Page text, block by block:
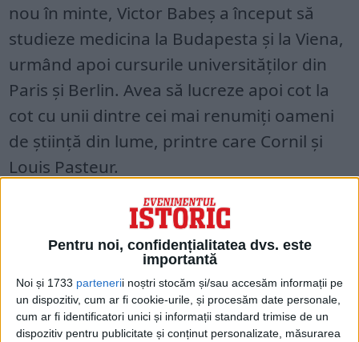
Pentru noi, confidențialitatea dvs. este
importantă
Noi și 1733 partenerii noștri stocăm și/sau accesăm informații pe
un dispozitiv, cum ar fi cookie-urile, și procesăm date personale,
cum ar fi identificatori unici și informații standard trimise de un
dispozitiv pentru publicitate și conținut personalizate, măsurarea
nou în minte, Victor Babeș a început să
studieze medicina la Budapesta și la Viena,
urmând apoi cursurile universităților din
Paris și Berlin. Avea să lucreze apoi cot la
cot cu unii dintre cei mai renumiți oameni
de știință din lume, printre care Cornil și
Louis Pasteur.
VICTOR BABEȘ A SCRIS, ÎMPREUNĂ CU
CORNIL, PRIMUL TRATAT DE
BACTERIOLOGIEDIN LUME
După Louis Pasteur, avea să fie numit al
doilea cel mai important expert în rabie din
lume. A descoperit Babesia – organisme